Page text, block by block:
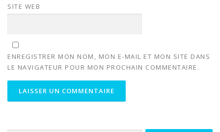
SITE WEB
ENREGISTRER MON NOM, MON E-MAIL ET MON SITE DANS
LE NAVIGATEUR POUR MON PROCHAIN COMMENTAIRE.